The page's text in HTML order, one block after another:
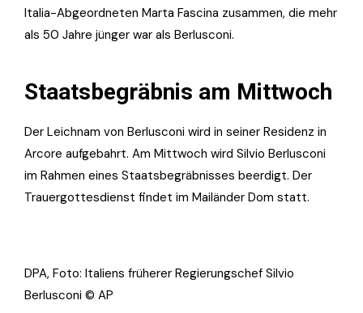
Italia-Abgeordneten Marta Fascina zusammen, die mehr
als 50 Jahre jünger war als Berlusconi.
Staatsbegräbnis am Mittwoch
Der Leichnam von Berlusconi wird in seiner Residenz in
Arcore aufgebahrt. Am Mittwoch wird Silvio Berlusconi
im Rahmen eines Staatsbegräbnisses beerdigt. Der
Trauergottesdienst findet im Mailänder Dom statt.
DPA, Foto: Italiens früherer Regierungschef Silvio
Berlusconi © AP